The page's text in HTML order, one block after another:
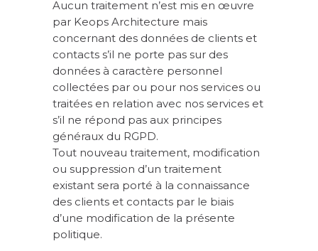
Aucun traitement n’est mis en œuvre
par Keops Architecture mais
concernant des données de clients et
contacts s’il ne porte pas sur des
données à caractère personnel
collectées par ou pour nos services ou
traitées en relation avec nos services et
s’il ne répond pas aux principes
généraux du RGPD.
Tout nouveau traitement, modification
ou suppression d’un traitement
existant sera porté à la connaissance
des clients et contacts par le biais
d’une modification de la présente
politique.